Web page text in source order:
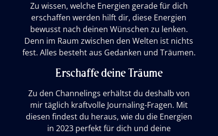
Zu wissen, welche Energien gerade für dich
erschaffen werden hilft dir, diese Energien
bewusst nach deinen Wünschen zu lenken.
Denn im Raum zwischen den Welten ist nichts
fest. Alles besteht aus Gedanken und Träumen.
Erschaffe deine Träume
Zu den Channelings erhältst du deshalb von
mir täglich kraftvolle Journaling-Fragen. Mit
diesen findest du heraus, wie du die Energien
in 2023 perfekt für dich und deine